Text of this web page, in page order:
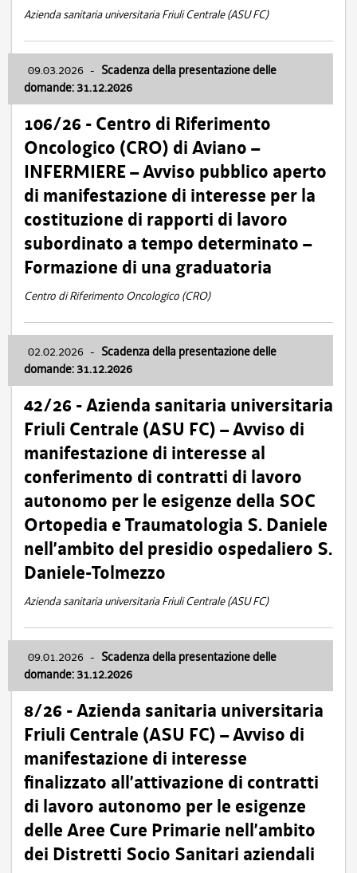
Azienda sanitaria universitaria Friuli Centrale (ASU FC)
09.03.2026 - Scadenza della presentazione delle
domande: 31.12.2026
106/26 - Centro di Riferimento
Oncologico (CRO) di Aviano –
INFERMIERE – Avviso pubblico aperto
di manifestazione di interesse per la
costituzione di rapporti di lavoro
subordinato a tempo determinato –
Formazione di una graduatoria
Centro di Riferimento Oncologico (CRO)
02.02.2026 - Scadenza della presentazione delle
domande: 31.12.2026
42/26 - Azienda sanitaria universitaria
Friuli Centrale (ASU FC) – Avviso di
manifestazione di interesse al
conferimento di contratti di lavoro
autonomo per le esigenze della SOC
Ortopedia e Traumatologia S. Daniele
nell’ambito del presidio ospedaliero S.
Daniele-Tolmezzo
Azienda sanitaria universitaria Friuli Centrale (ASU FC)
09.01.2026 - Scadenza della presentazione delle
domande: 31.12.2026
8/26 - Azienda sanitaria universitaria
Friuli Centrale (ASU FC) – Avviso di
manifestazione di interesse
finalizzato all’attivazione di contratti
di lavoro autonomo per le esigenze
delle Aree Cure Primarie nell’ambito
dei Distretti Socio Sanitari aziendali